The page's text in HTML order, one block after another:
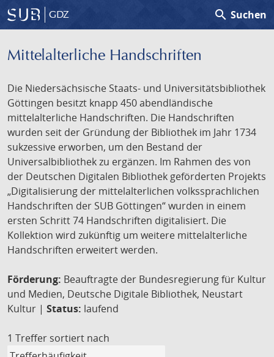
GDZ search Suchen
Mittelalterliche Handschriften
Die Niedersächsische Staats- und Universitätsbibliothek
Göttingen besitzt knapp 450 abendländische
mittelalterliche Handschriften. Die Handschriften
wurden seit der Gründung der Bibliothek im Jahr 1734
sukzessive erworben, um den Bestand der
Universalbibliothek zu ergänzen. Im Rahmen des von
der Deutschen Digitalen Bibliothek geförderten Projekts
„Digitalisierung der mittelalterlichen volkssprachlichen
Handschriften der SUB Göttingen“ wurden in einem
ersten Schritt 74 Handschriften digitalisiert. Die
Kollektion wird zukünftig um weitere mittelalterliche
Handschriften erweitert werden.
Förderung: Beauftragte der Bundesregierung für Kultur
und Medien, Deutsche Digitale Bibliothek, Neustart
Kultur | Status: laufend
1 Treffer sortiert nach